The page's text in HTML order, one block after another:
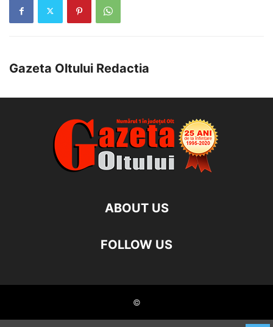
Gazeta Oltului Redactia
ABOUT US
FOLLOW US
©